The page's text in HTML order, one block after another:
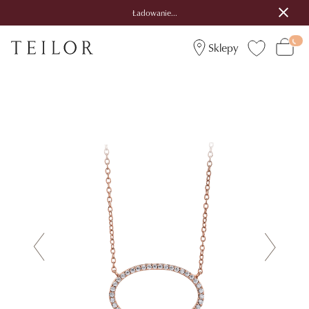
Ładowanie...
Sklepy